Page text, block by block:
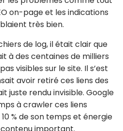
on-page et les indications
très bien.
de log, il était clair que
à des centaines de milliers
visibles sur le site. Il s’est
avoir retiré ces liens des
juste rendu invisible. Google
à crawler ces liens
% de son temps et énergie